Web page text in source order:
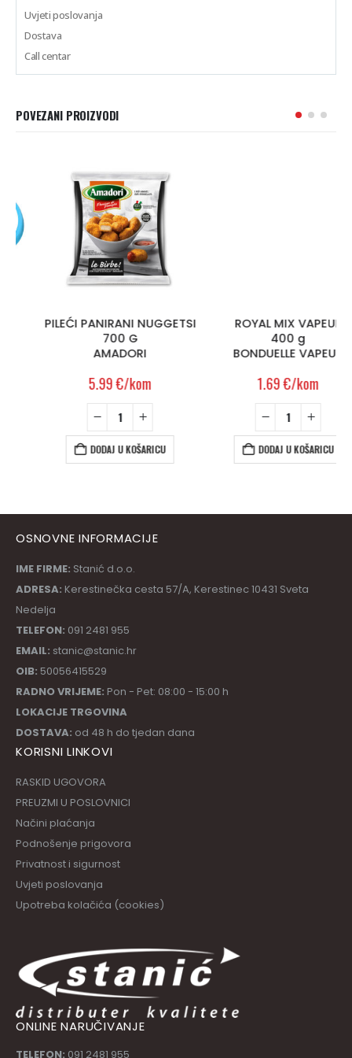
Uvjeti poslovanja
Dostava
Call centar
POVEZANI PROIZVODI
PILEĆI PANIRANI NUGGETSI
700 G
AMADORI
€/kom
DODAJ U KOŠARICU
ROYAL MIX VAPEUR
400 g
BONDUELLE VAPEUR
€/kom
DODAJ U KOŠARICU
OSNOVNE INFORMACIJE
IME FIRME: Stanić d.o.o.
ADRESA: Kerestinečka cesta 57/A, Kerestinec 10431 Sveta
Nedelja
TELEFON: 091 2481 955
EMAIL: stanic@stanic.hr
OIB: 50056415529
RADNO VRIJEME: Pon - Pet: 08:00 - 15:00 h
LOKACIJE TRGOVINA
DOSTAVA: od 48 h do tjedan dana
KORISNI LINKOVI
RASKID UGOVORA
PREUZMI U POSLOVNICI
Načini plaćanja
Podnošenje prigovora
Privatnost i sigurnost
Uvjeti poslovanja
Upotreba kolačića (cookies)
ONLINE NARUČIVANJE
TELEFON: 091 2481 955